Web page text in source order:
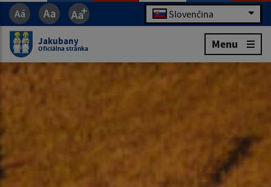
Slovenčina
Jakubany
Oficiálna stránka Menu